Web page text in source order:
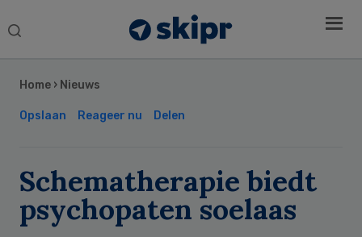
Search
Home › Nieuws
Opslaan Reageer nu Delen
Schematherapie biedt
psychopaten soelaas
Sidebar